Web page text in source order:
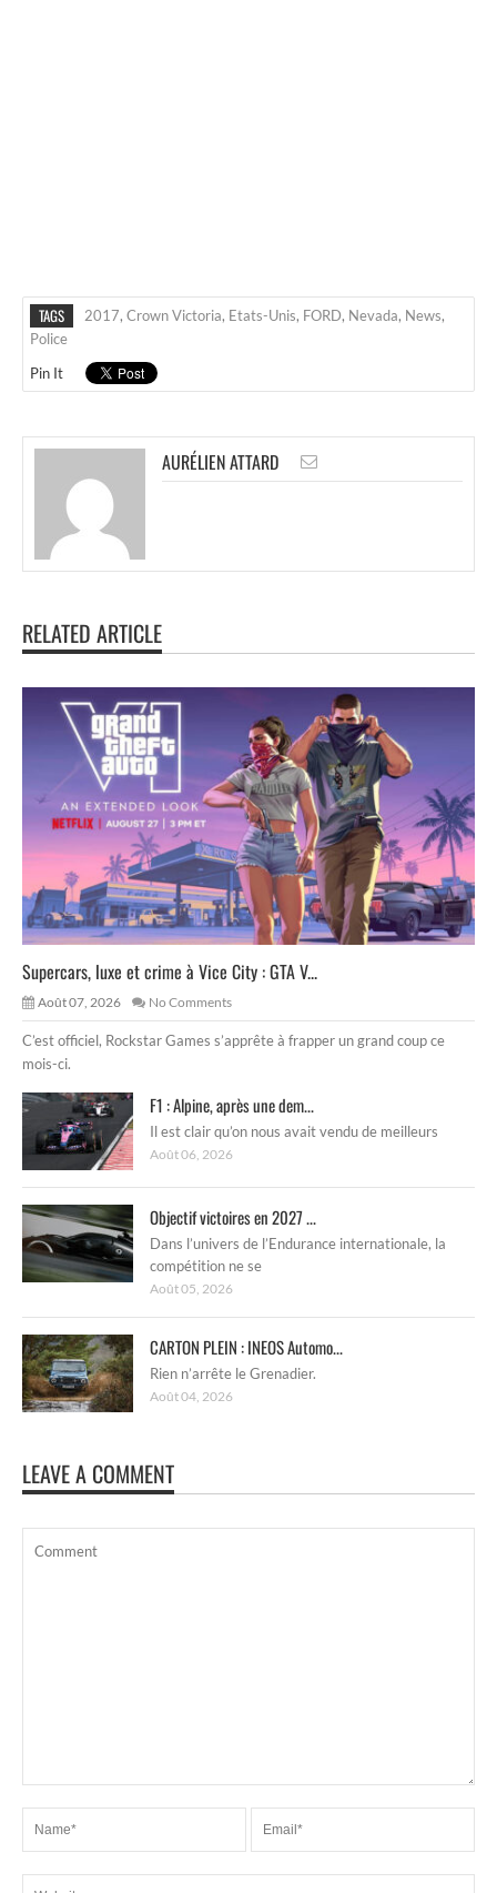
TAGS 2017, Crown Victoria, Etats-Unis, FORD, Nevada, News,
Police
Pin It
AURÉLIEN ATTARD
RELATED ARTICLE
Supercars, luxe et crime à Vice City : GTA V...
Août 07, 2026 No Comments
C’est officiel, Rockstar Games s’apprête à frapper un grand coup ce
mois-ci.
F1 : Alpine, après une dem...
Il est clair qu’on nous avait vendu de meilleurs
Août 06, 2026
Objectif victoires en 2027 ...
Dans l’univers de l’Endurance internationale, la
compétition ne se
Août 05, 2026
CARTON PLEIN : INEOS Automo...
Rien n’arrête le Grenadier.
Août 04, 2026
LEAVE A COMMENT